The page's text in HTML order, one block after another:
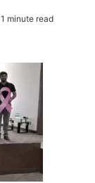
1 minute read